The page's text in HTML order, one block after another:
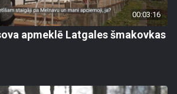
00:03:16
apmeklē Latgales šmakovkas